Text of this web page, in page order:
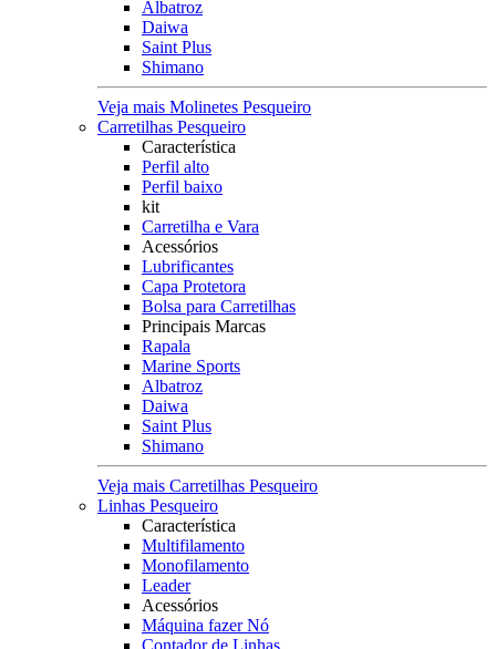
Albatroz
Daiwa
Saint Plus
Shimano
Veja mais Molinetes Pesqueiro
Carretilhas Pesqueiro
Característica
Perfil alto
Perfil baixo
kit
Carretilha e Vara
Acessórios
Lubrificantes
Capa Protetora
Bolsa para Carretilhas
Principais Marcas
Rapala
Marine Sports
Albatroz
Daiwa
Saint Plus
Shimano
Veja mais Carretilhas Pesqueiro
Linhas Pesqueiro
Característica
Multifilamento
Monofilamento
Leader
Acessórios
Máquina fazer Nó
Contador de Linhas